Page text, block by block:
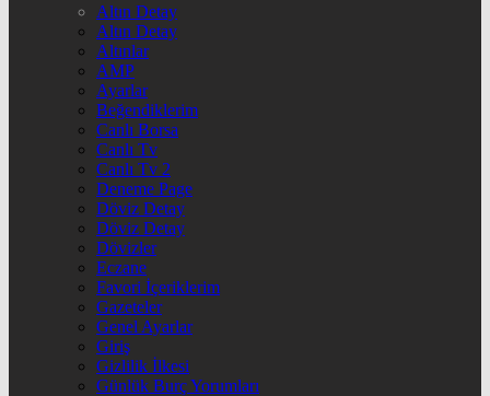
Altın Detay
Altın Detay
Altınlar
AMP
Ayarlar
Beğendiklerim
Canlı Borsa
Canlı Tv
Canlı Tv 2
Deneme Page
Döviz Detay
Döviz Detay
Dövizler
Eczane
Favori İçeriklerim
Gazeteler
Genel Ayarlar
Giriş
Gizlilik İlkesi
Günlük Burç Yorumları